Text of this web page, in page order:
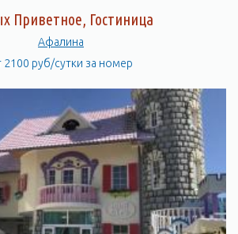
Приветное, Гостиница
Афалина
2100 руб/сутки за номер